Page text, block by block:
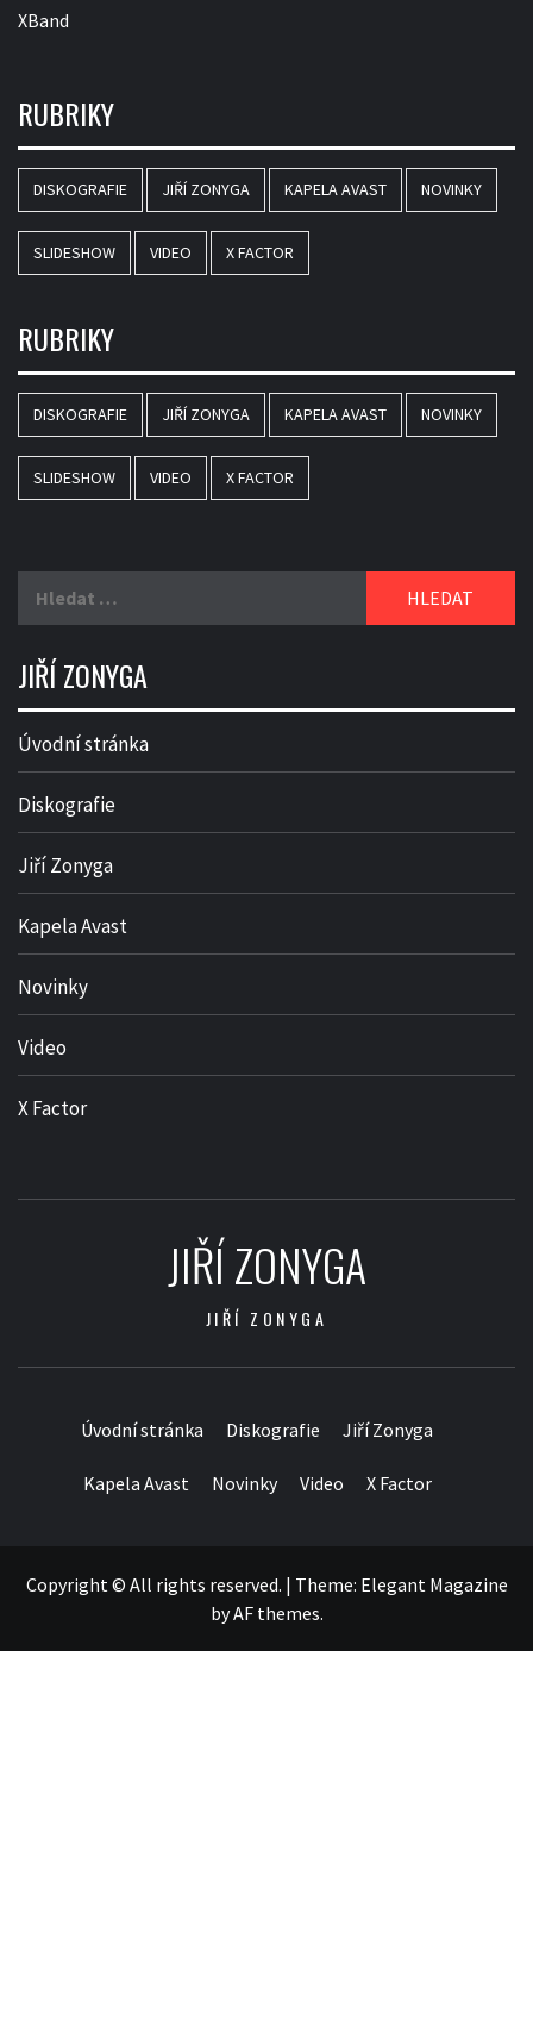
XBand
RUBRIKY
DISKOGRAFIE JIŘÍ ZONYGA KAPELA AVAST NOVINKY
SLIDESHOW VIDEO X FACTOR
RUBRIKY
DISKOGRAFIE JIŘÍ ZONYGA KAPELA AVAST NOVINKY
SLIDESHOW VIDEO X FACTOR
JIŘÍ ZONYGA
Úvodní stránka
Diskografie
Jiří Zonyga
Kapela Avast
Novinky
Video
X Factor
JIŘÍ ZONYGA
JIŘÍ ZONYGA
Úvodní stránka Diskografie Jiří Zonyga
Kapela Avast Novinky Video X Factor
Copyright © All rights reserved. | Theme: Elegant Magazine
byAF themes.